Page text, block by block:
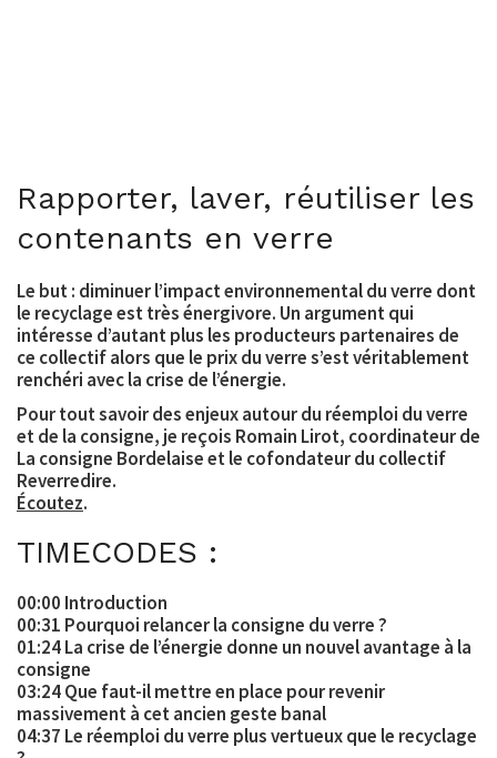
Rapporter, laver, réutiliser les
contenants en verre
Le but : diminuer l’impact environnemental du verre dont
le recyclage est très énergivore. Un argument qui
intéresse d’autant plus les producteurs partenaires de
ce collectif alors que le prix du verre s’est véritablement
renchéri avec la crise de l’énergie.
Pour tout savoir des enjeux autour du réemploi du verre
et de la consigne, je reçois Romain Lirot, coordinateur de
La consigne Bordelaise et le cofondateur du collectif
Reverredire.
Écoutez.
TIMECODES :
00:00 Introduction
00:31 Pourquoi relancer la consigne du verre ?
01:24 La crise de l’énergie donne un nouvel avantage à la
consigne
03:24 Que faut-il mettre en place pour revenir
massivement à cet ancien geste banal
04:37 Le réemploi du verre plus vertueux que le recyclage